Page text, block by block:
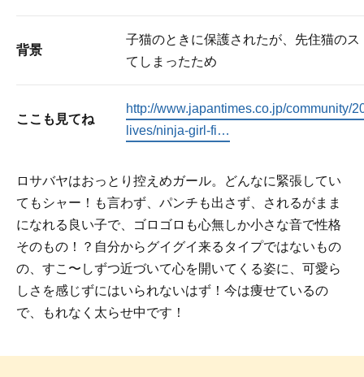
背景
子猫のときに保護されたが、先住猫のス
てしまったため
ここも見てね
http://www.japantimes.co.jp/community/
lives/ninja-girl-fi…
ロサバヤはおっとり控えめガール。どんなに緊張してい
てもシャー！も言わず、パンチも出さず、されるがまま
になれる良い子で、ゴロゴロも心無しか小さな音で性格
そのもの！？自分からグイグイ来るタイプではないもの
の、すこ〜しずつ近づいて心を開いてくる姿に、可愛ら
しさを感じずにはいられないはず！今は痩せているの
で、もれなく太らせ中です！